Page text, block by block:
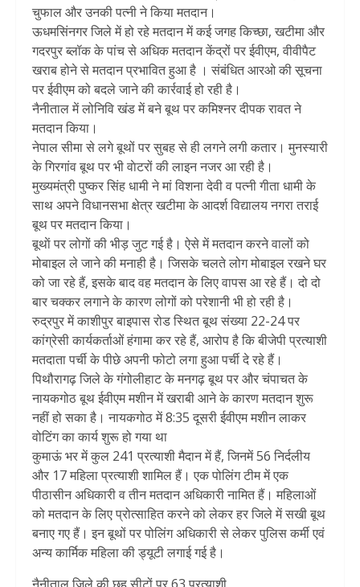
चुफाल और उनकी पत्नी ने किया मतदान।
ऊधमसिंनगर जिले में हो रहे मतदान में कई जगह किच्छा, खटीमा और
गदरपुर ब्लॉक के पांच से अधिक मतदान केंद्रों पर ईवीएम, वीवीपैट
खराब होने से मतदान प्रभावित हुआ है । संबंधित आरओ की सूचना
पर ईवीएम को बदले जाने की कार्रवाई हो रही है।
नैनीताल में लोनिवि खंड में बने बूथ पर कमिश्नर दीपक रावत ने
मतदान किया।
नेपाल सीमा से लगे बूथों पर सुबह से ही लगने लगी कतार। मुनस्यारी
के गिरगांव बूथ पर भी वाेटरों की लाइन नजर आ रही है।
मुख्यमंत्री पुष्कर सिंह धामी ने मां विशना देवी व पत्नी गीता धामी के
साथ अपने विधानसभा क्षेत्र खटीमा के आदर्श विद्यालय नगरा तराई
बूथ पर मतदान किया।
बूथाें पर लोगों की भीड़ जुट गई है। ऐसे में मतदान करने वालों को
मोबाइल ले जाने की मनाही है। जिसके चलते लोग मोबाइल रखने घर
को जा रहे हैं, इसके बाद वह मतदान के लिए वापस आ रहे हैं। दो दो
बार चक्कर लगाने के कारण लोगों को परेशानी भी हो रही है।
रुद्रपुर में काशीपुर बाइपास रोड स्थित बूथ संख्या 22-24 पर
कांग्रेसी कार्यकर्ताओं हंगामा कर रहे हैं, आरोप है कि बीजेपी प्रत्याशी
मतदाता पर्ची के पीछे अपनी फोटो लगा हुआ पर्ची दे रहे हैं।
पिथौरागढ़ जिले के गंगोलीहाट के मनगढ़ बूथ पर और चंपाचत के
नायकगोठ बूथ ईवीएम मशीन में खराबी आने के कारण मतदान शुरू
नहीं हो सका है। नायकगोठ में 8:35 दूसरी ईवीएम मशीन लाकर
वोटिंग का कार्य शुरू हो गया था
कुमाऊं भर में कुल 241 प्रत्याशी मैदान में हैं, जिनमें 56 निर्दलीय
और 17 महिला प्रत्याशी शामिल हैं। एक पोलिंग टीम में एक
पीठासीन अधिकारी व तीन मतदान अधिकारी नामित हैं। महिलाओं
को मतदान के लिए प्रोत्साहित करने को लेकर हर जिले में सखी बूथ
बनाए गए हैं। इन बूथों पर पोलिंग अधिकारी से लेकर पुलिस कर्मी एवं
अन्य कार्मिक महिला की ड्यूटी लगाई गई है।